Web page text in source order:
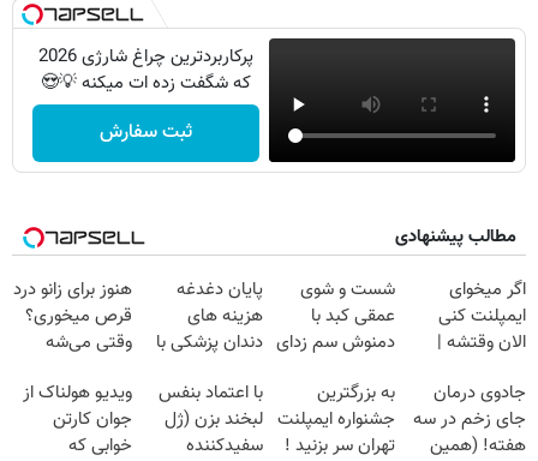
پرکاربردترین چراغ شارژی 2026
که شگفت زده ات میکنه 💡😍
ثبت سفارش
مطالب پیشنهادی
اگر میخوای
ایمپلنت کنی
الان وقتشه |
میلیون تومان!!!
شست و شوی
عمقی کبد با
دمنوش سم زدای
پایان دغدغه
هزینه های
دندان پزشکی با
خانگی
هنوز برای زانو درد
قرص میخوری؟
وقتی می‌شه
درمانش کرد؟؟؟؟
جادوی درمان
جای زخم در سه
هفته! (همین
به بزرگترین
جشنواره ایمپلنت
تهران سر بزنید !
با اعتماد بنفس
لبخند بزن (ژل
سفیدکننده
ویدیو هولناک از
جوان کارتن
خوابی که